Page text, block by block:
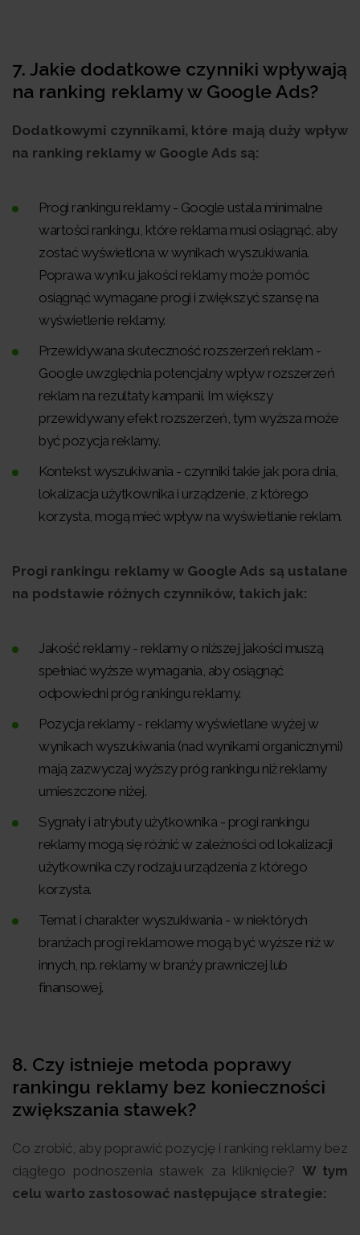
7. Jakie dodatkowe czynniki wpływają
na ranking reklamy w Google Ads?
Dodatkowymi czynnikami, które mają duży wpływ
na ranking reklamy w Google Ads są:
Progi rankingu reklamy - Google ustala minimalne
wartości rankingu, które reklama musi osiągnąć, aby
zostać wyświetlona w wynikach wyszukiwania.
Poprawa wyniku jakości reklamy może pomóc
osiągnąć wymagane progi i zwiększyć szansę na
wyświetlenie reklamy.
Przewidywana skuteczność rozszerzeń reklam -
Google uwzględnia potencjalny wpływ rozszerzeń
reklam na rezultaty kampanii. Im większy
przewidywany efekt rozszerzeń, tym wyższa może
być pozycja reklamy.
Kontekst wyszukiwania - czynniki takie jak pora dnia,
lokalizacja użytkownika i urządzenie, z którego
korzysta, mogą mieć wpływ na wyświetlanie reklam.
Progi rankingu reklamy w Google Ads są ustalane
na podstawie różnych czynników, takich jak:
Jakość reklamy - reklamy o niższej jakości muszą
spełniać wyższe wymagania, aby osiągnąć
odpowiedni próg rankingu reklamy.
Pozycja reklamy - reklamy wyświetlane wyżej w
wynikach wyszukiwania (nad wynikami organicznymi)
mają zazwyczaj wyższy próg rankingu niż reklamy
umieszczone niżej.
Sygnały i atrybuty użytkownika - progi rankingu
reklamy mogą się różnić w zależności od lokalizacji
użytkownika czy rodzaju urządzenia z którego
korzysta.
Temat i charakter wyszukiwania - w niektórych
branżach progi reklamowe mogą być wyższe niż w
innych, np. reklamy w branży prawniczej lub
finansowej.
8. Czy istnieje metoda poprawy
rankingu reklamy bez konieczności
zwiększania stawek?
Co zrobić, aby poprawić pozycję i ranking reklamy bez
ciągłego podnoszenia stawek za kliknięcie? W tym
celu warto zastosować następujące strategie: